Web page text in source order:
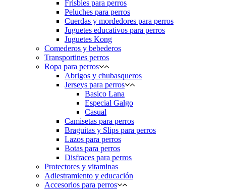
Frisbies para perros
Peluches para perros
Cuerdas y mordedores para perros
Juguetes educativos para perros
Juguetes Kong
Comederos y bebederos
Transportines perros
Ropa para perros
Abrigos y chubasqueros
Jerseys para perros
Basico Lana
Especial Galgo
Casual
Camisetas para perros
Braguitas y Slips para perros
Lazos para perros
Botas para perros
Disfraces para perros
Protectores y vitaminas
Adiestramiento y educación
Accesorios para perros